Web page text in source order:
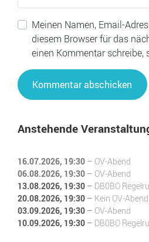
Meinen Namen, Email-
diesem Browser für das
einen Kommentar schreibe,
Anstehende
16.07.2026, 19:30 – OV-Abend
06.08.2026, 19:30 – OV-Abend
13.08.2026, 19:30 – DB0BO
20.08.2026, 19:30 – Kein OV-
03.09.2026, 19:30 – OV-Abend
10.09.2026, 19:30 – DB0BO